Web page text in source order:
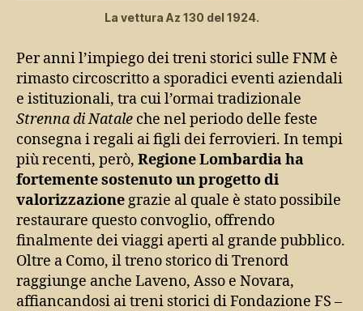
La vettura Az 130 del 1924.
Per anni l’impiego dei treni storici sulle FNM è
rimasto circoscritto a sporadici eventi aziendali
e istituzionali, tra cui l’ormai tradizionale
Strenna di Natale che nel periodo delle feste
consegna i regali ai figli dei ferrovieri. In tempi
più recenti, però, Regione Lombardia ha
fortemente sostenuto un progetto di
valorizzazione grazie al quale è stato possibile
restaurare questo convoglio, offrendo
finalmente dei viaggi aperti al grande pubblico.
Oltre a Como, il treno storico di Trenord
raggiunge anche Laveno, Asso e Novara,
affiancandosi ai treni storici di Fondazione FS –